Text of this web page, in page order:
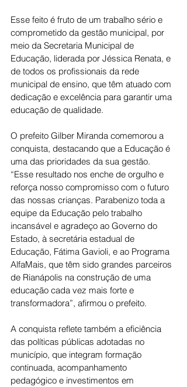
Esse feito é fruto de um trabalho sério e
comprometido da gestão municipal, por
meio da Secretaria Municipal de
Educação, liderada por Jéssica Renata, e
de todos os profissionais da rede
municipal de ensino, que têm atuado com
dedicação e excelência para garantir uma
educação de qualidade.
O prefeito Gilber Miranda comemorou a
conquista, destacando que a Educação é
uma das prioridades da sua gestão.
“Esse resultado nos enche de orgulho e
reforça nosso compromisso com o futuro
das nossas crianças. Parabenizo toda a
equipe da Educação pelo trabalho
incansável e agradeço ao Governo do
Estado, à secretária estadual de
Educação, Fátima Gavioli, e ao Programa
AlfaMais, que têm sido grandes parceiros
de Rianápolis na construção de uma
educação cada vez mais forte e
transformadora”, afirmou o prefeito.
A conquista reflete também a eficiência
das políticas públicas adotadas no
município, que integram formação
continuada, acompanhamento
pedagógico e investimentos em